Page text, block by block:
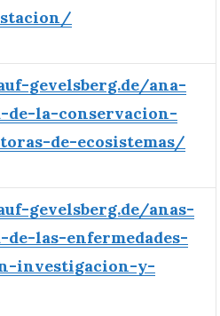
gevelsberg.de/ana-
de-la-conservacion-
de-ecosistemas/
gevelsberg.de/anas-
las-enfermedades-
investigacion-y-